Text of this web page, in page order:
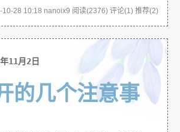
10-28 10:18 nanoix9 阅读(2376) 评论(1) 推荐(2)
11月2日
的几个注意事